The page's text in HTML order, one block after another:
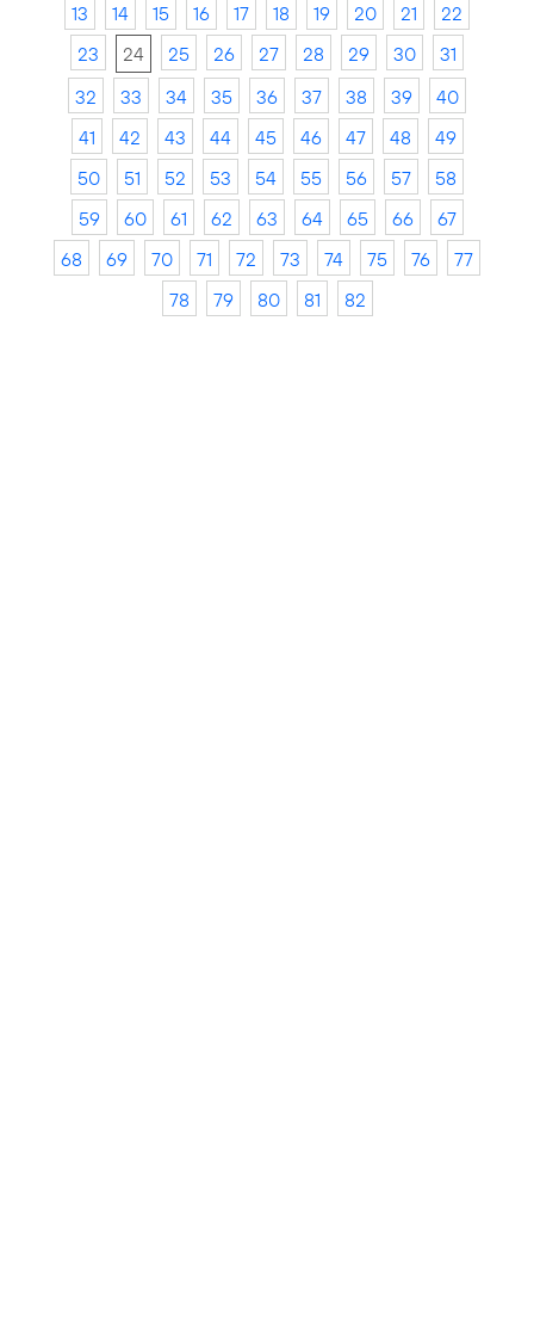
13
14 15 16 17 18 19 20 21
22
23
24 25 26 27 28 29 30
31
32
33 34 35 36 37 38 39
40
41
42 43 44 45 46 47 48
49
50
51 52 53 54 55 56 57
58
59
60 61 62 63 64 65 66
67
68
69 70 71 72 73 74 75 76
77
78
79 80 81 82